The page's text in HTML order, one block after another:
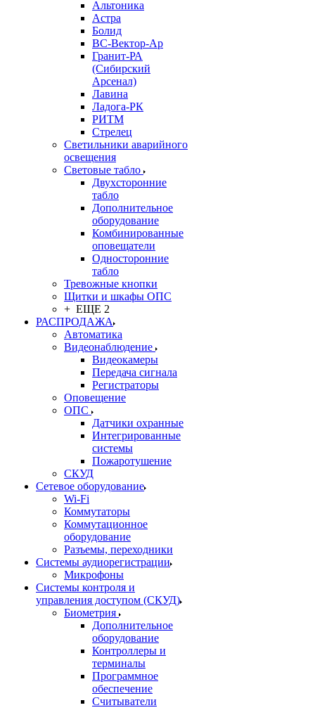
Альтоника
Астра
Болид
ВС-Вектор-Ар
Гранит-РА
(Сибирский
Арсенал)
Лавина
Ладога-РК
РИТМ
Стрелец
Светильники аварийного
освещения
Световые табло
Двухсторонние
табло
Дополнительное
оборудование
Комбинированные
оповещатели
Односторонние
табло
Тревожные кнопки
Щитки и шкафы ОПС
+ ЕЩЕ 2
РАСПРОДАЖА
Автоматика
Видеонаблюдение
Видеокамеры
Передача сигнала
Регистраторы
Оповещение
ОПС
Датчики охранные
Интегрированные
системы
Пожаротушение
СКУД
Сетевое оборудование
Wi-Fi
Коммутаторы
Коммутационное
оборудование
Разъемы, переходники
Системы аудиорегистрации
Микрофоны
Системы контроля и
управления доступом (СКУД)
Биометрия
Дополнительное
оборудование
Контроллеры и
терминалы
Программное
обеспечение
Считыватели